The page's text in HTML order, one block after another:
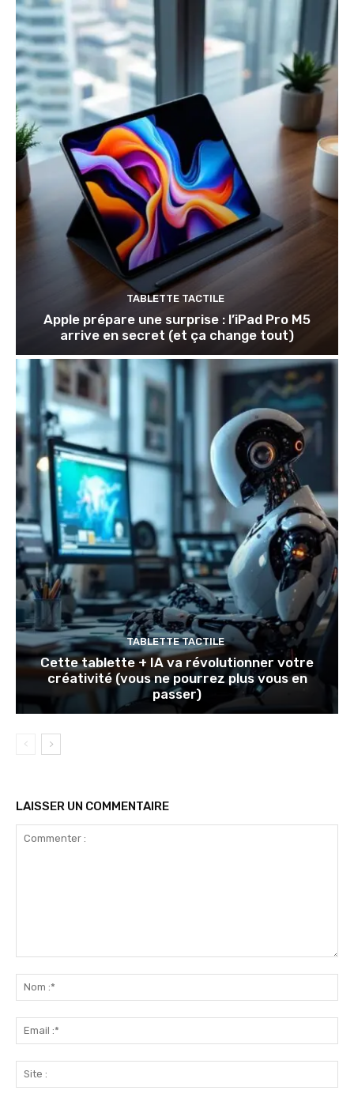
TABLETTE TACTILE
Apple prépare une surprise : l’iPad Pro M5
arrive en secret (et ça change tout)
TABLETTE TACTILE
Cette tablette + IA va révolutionner votre
créativité (vous ne pourrez plus vous en
passer)
LAISSER UN COMMENTAIRE
:*
:*
: